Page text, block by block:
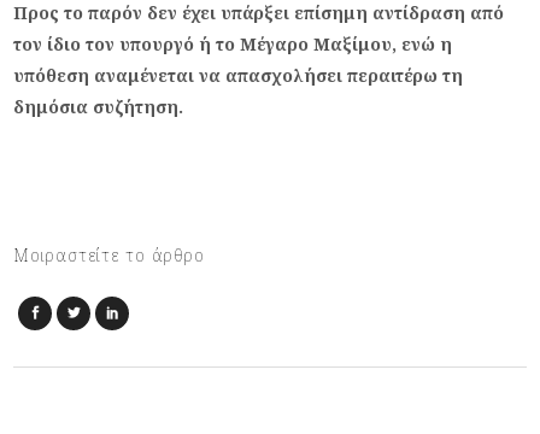
Προς το παρόν δεν έχει υπάρξει επίσημη αντίδραση από
τον ίδιο τον υπουργό ή το Μέγαρο Μαξίμου, ενώ η
υπόθεση αναμένεται να απασχολήσει περαιτέρω τη
δημόσια συζήτηση.
Μοιραστείτε το άρθρο